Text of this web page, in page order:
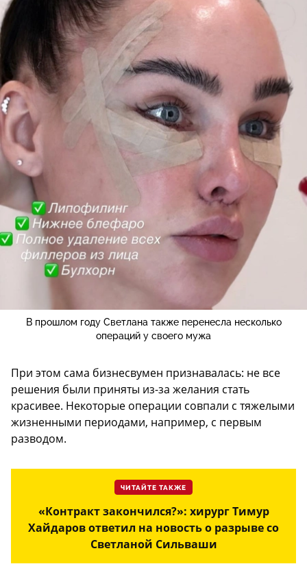
В прошлом году Светлана также перенесла несколько
операций у своего мужа
При этом сама бизнесвумен признавалась: не все
решения были приняты из-за желания стать
красивее. Некоторые операции совпали с тяжелыми
жизненными периодами, например, с первым
разводом.
ЧИТАЙТЕ ТАКЖЕ
«Контракт закончился?»: хирург Тимур
Хайдаров ответил на новость о разрыве со
Светланой Сильваши